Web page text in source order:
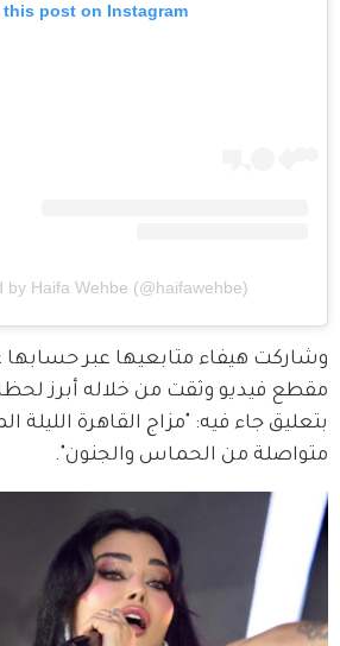
this post on Instagram
by Haifa Wehbe (@haifawehbe)
وشاركت هيفاء متابعيها عبر حسابها
مقطع فيديو وثقت من خلاله أبرز
بتعليق جاء فيه: "مزاج القاهرة الليلة
متواصلة من الحماس والجنون".